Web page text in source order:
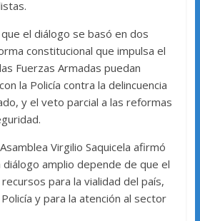
el diálogo se basó en dos
constitucional que impulsa el
Fuerzas Armadas puedan
la Policía contra la delincuencia
y el veto parcial a las reformas
Virgilio Saquicela afirmó
diálogo amplio depende de que el
para la vialidad del país,
y para la atención al sector